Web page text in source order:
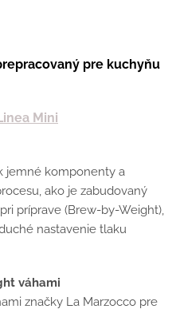
pre kuchyňu
Mini
jemné komponenty a
ako je zabudovaný
príprave (Brew-by-Weight),
nastavenie tlaku
váhami
značky La Marzocco pre